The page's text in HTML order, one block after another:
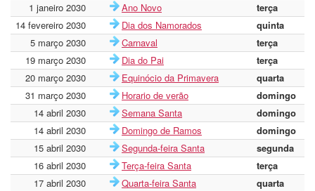
1 janeiro 2030 Ano Novo
terça
14 fevereiro 2030
Dia dos Namorados
quinta
5 março 2030
Carnaval
terça
19 março 2030
Dia do Pai
terça
20 março 2030
Equinócio da Primavera
quarta
31 março 2030
Horario de verão
domingo
14 abril 2030
Semana Santa
domingo
14 abril 2030
Domingo de Ramos
domingo
15 abril 2030
Segunda-feira Santa
segunda
16 abril 2030
Terça-feira Santa
terça
17 abril 2030
Quarta-feira Santa
quarta